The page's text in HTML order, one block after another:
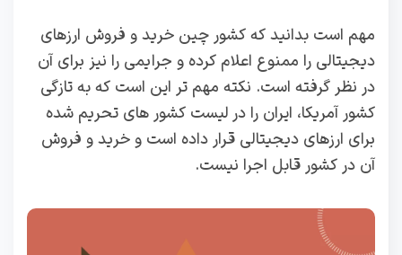
مهم است بدانید که کشور چین خرید و فروش ارزهای
دیجیتالی را ممنوع اعلام کرده و جرایمی را نیز برای آن
در نظر گرفته است. نکته مهم تر این است که به تازگی
کشور آمریکا، ایران را در لیست کشور های تحریم شده
برای ارزهای دیجیتالی قرار داده است و خرید و فروش
آن در کشور قابل اجرا نیست.